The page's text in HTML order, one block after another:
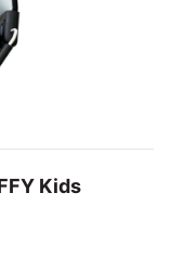
Kids